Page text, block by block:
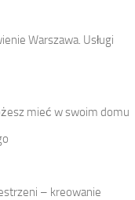
Warszawa. Usługi
mieć w swoim domu
– kreowanie